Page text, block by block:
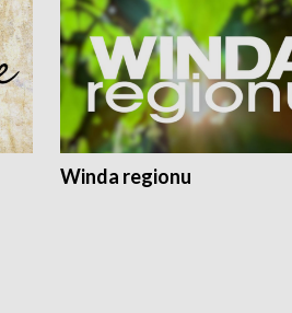
Winda regionu